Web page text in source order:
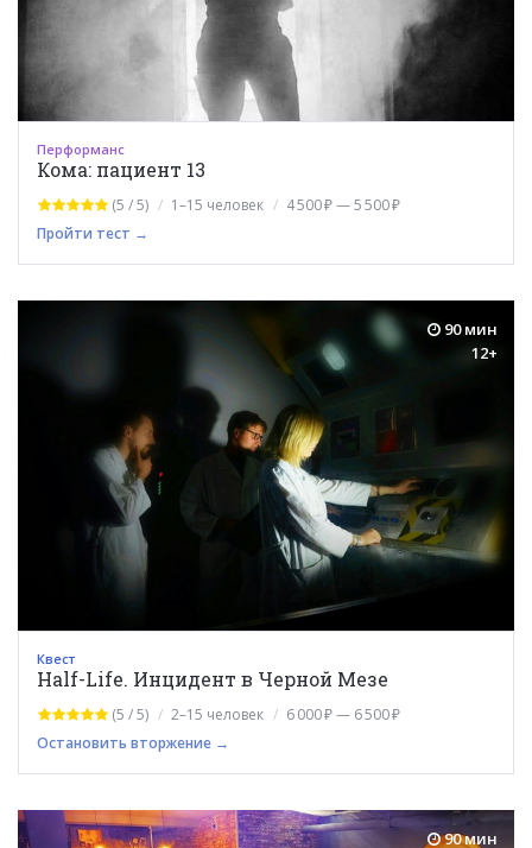
Перформанс
Кома: пациент 13
(5 / 5) 1–15 человек
4 500 ₽ — 5 500 ₽
Пройти тест →
90 мин
12+
Квест
Half-Life. Инцидент в Черной Мезе
(5 / 5) 2–15 человек
6 000 ₽ — 6 500 ₽
Остановить вторжение →
90 мин